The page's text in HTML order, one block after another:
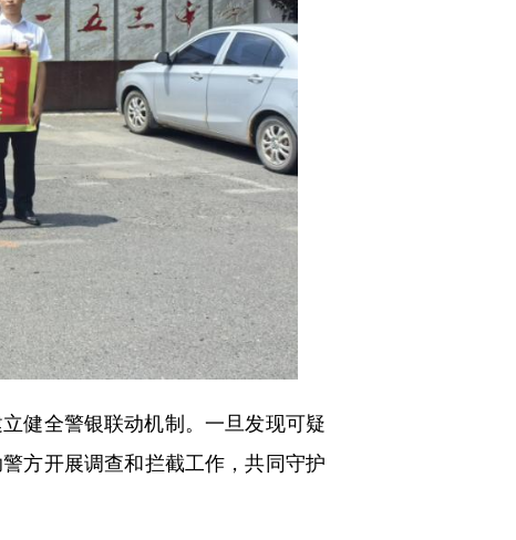
健全警银联动机制。一旦发现可疑
方开展调查和拦截工作，共同守护